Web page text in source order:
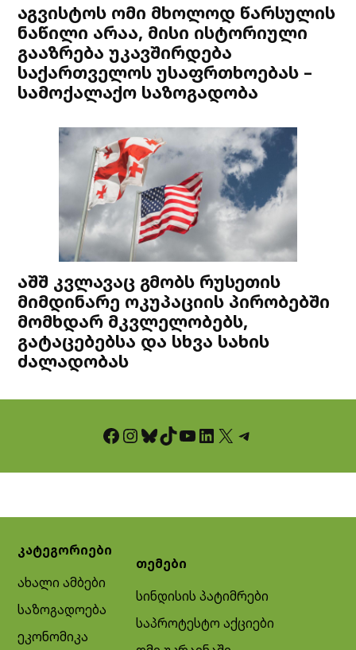
აგვისტოს ომი მხოლოდ წარსულის
ნაწილი არაა, მისი ისტორიული
გააზრება უკავშირდება
საქართველოს უსაფრთხოებას –
სამოქალაქო საზოგადობა
აშშ კვლავაც გმობს რუსეთის
მიმდინარე ოკუპაციის პირობებში
მომხდარ მკვლელობებს,
გატაცებებსა და სხვა სახის
ძალადობას
Facebook InstagramBluesky TikTok YouTube LinkedIn X Telegram
კატეგორიები
ახალი ამბები
საზოგადოება
ეკონომიკა
თემები
სინდისის პატიმრები
საპროტესტო აქციები